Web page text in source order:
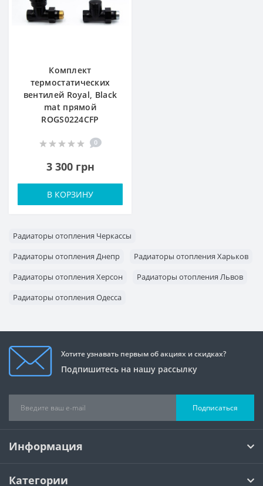
Комплект
термостатических
вентилей Royal, Black
mat прямой
ROGS0224CFP
0
3 300 грн
В КОРЗИНУ
Радиаторы отопления Черкассы
Радиаторы отопления Днепр
Радиаторы отопления Харьков
Радиаторы отопления Херсон
Радиаторы отопления Львов
Радиаторы отопления Одесса
Хотите узнавать первым об акциях и скидках?
Подпишитесь на нашу рассылку
Подписаться
Информация
Категории